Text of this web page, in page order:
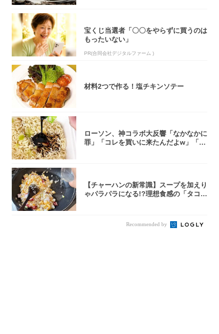
宝くじ当選者「〇〇をやらずに買うのは
もったいない」
PR(合同会社デジタルファーム )
材料2つで作る！塩チキンソテー
ローソン、神コラボ大反響「なかなかに
罪」「コレを買いに来たんだよw」「３
【チャーハンの新常識】スープを加えり
ゃパラパラになる!?理想食感の「タコチ
Recommended by